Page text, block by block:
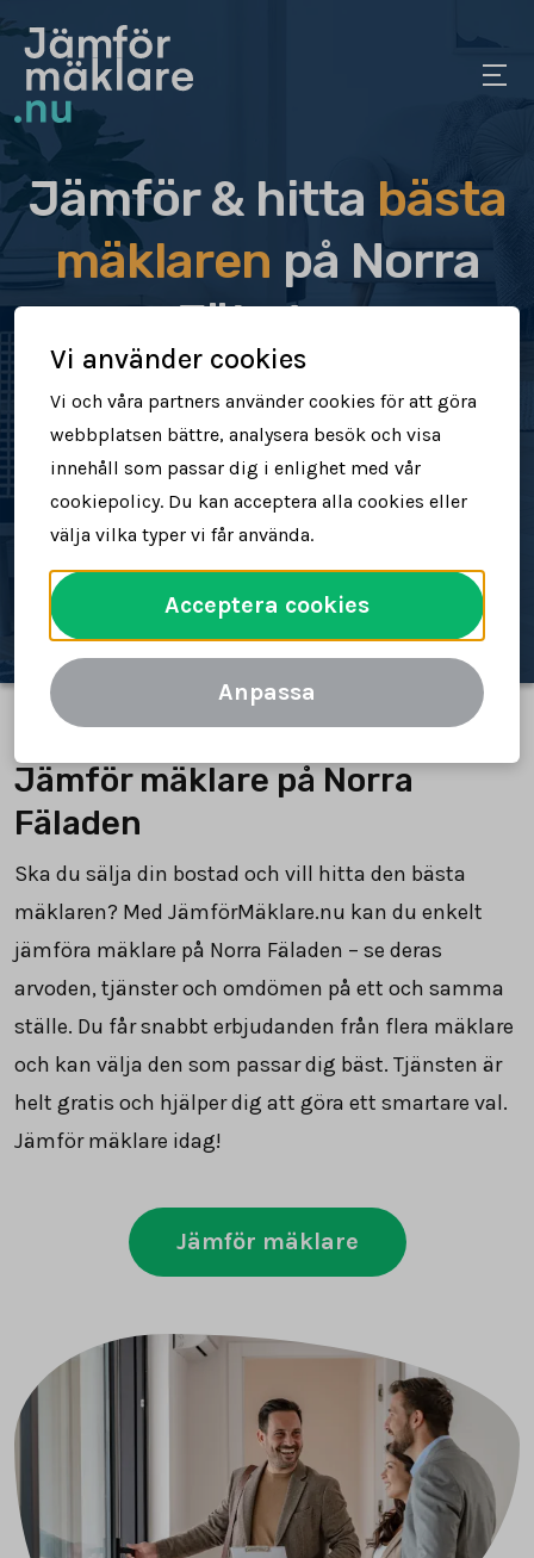
Jämför & hitta bästa
mäklaren på Norra
Fäladen
Jämför & hitta rätt mäklare för dig
Sälj din bostad snabbt & tryggt
Få högre försäljningspris
Jämför mäklare
Jämför mäklare på Norra
Fäladen
Ska du sälja din bostad och vill hitta den bästa
mäklaren? Med JämförMäklare.nu kan du enkelt
jämföra mäklare på Norra Fäladen – se deras
arvoden, tjänster och omdömen på ett och samma
ställe. Du får snabbt erbjudanden från flera mäklare
och kan välja den som passar dig bäst. Tjänsten är
helt gratis och hjälper dig att göra ett smartare val.
Jämför mäklare idag!
Jämför mäklare
Vi använder cookies
Vi och våra partners använder cookies för att göra
webbplatsen bättre, analysera besök och visa
innehåll som passar dig i enlighet med vår
cookiepolicy. Du kan acceptera alla cookies eller
välja vilka typer vi får använda.
Acceptera cookies
Anpassa